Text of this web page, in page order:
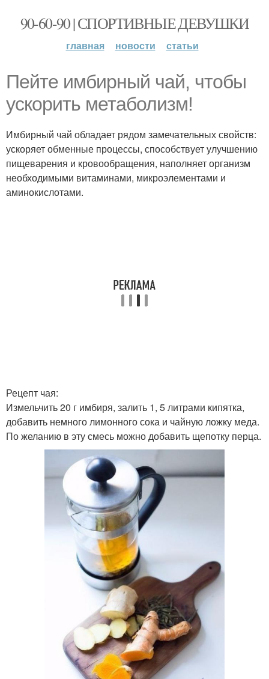
90-60-90 | СПОРТИВНЫЕ ДЕВУШКИ
главная новости статьи
Пейте имбирный чай, чтобы
ускорить метаболизм!
Имбирный чай обладает рядом замечательных свойств:
ускоряет обменные процессы, способствует улучшению
пищеварения и кровообращения, наполняет организм
необходимыми витаминами, микроэлементами и
аминокислотами.
Рецепт чая:
Измельчить 20 г имбиря, залить 1, 5 литрами кипятка,
добавить немного лимонного сока и чайную ложку меда.
По желанию в эту смесь можно добавить щепотку перца.